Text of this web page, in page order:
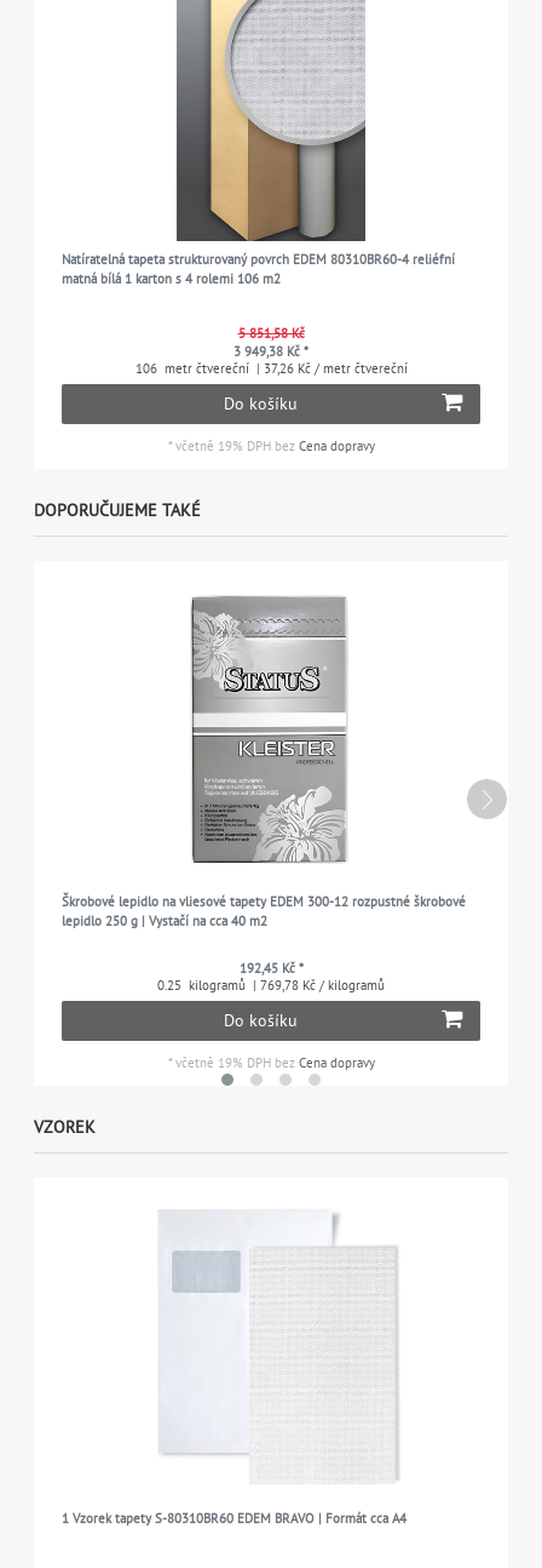
Natíratelná tapeta strukturovaný povrch EDEM 80310BR60-4 reliéfní
matná bílá 1 karton s 4 rolemi 106 m2
5 851,58 Kč
3 949,38 Kč *
106 metr čtvereční | 37,26 Kč / metr čtvereční
Do košíku
*včetně 19% DPHbez Cena dopravy
DOPORUČUJEME TAKÉ
Škrobové lepidlo na vliesové tapety EDEM 300-12 rozpustné škrobové
lepidlo 250 g | Vystačí na cca 40 m2
192,45 Kč *
0.25 kilogramů | 769,78 Kč / kilogramů
Do košíku
*včetně 19% DPHbez Cena dopravy
VZOREK
1 Vzorek tapety S-80310BR60 EDEM BRAVO | Formát cca A4